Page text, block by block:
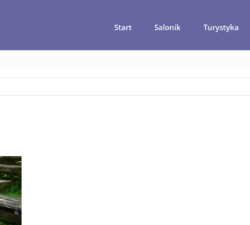
Start Salonik Turystyka
malpy-